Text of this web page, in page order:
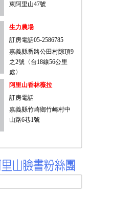
東阿里山47號
生力農場
訂房電話05-2586785
嘉義縣番路公田村隙頂9
之2號〈台18線56公里
處〉
阿里山香林薇拉
訂房電話
嘉義縣竹崎鄉竹崎村中
山路6巷1號